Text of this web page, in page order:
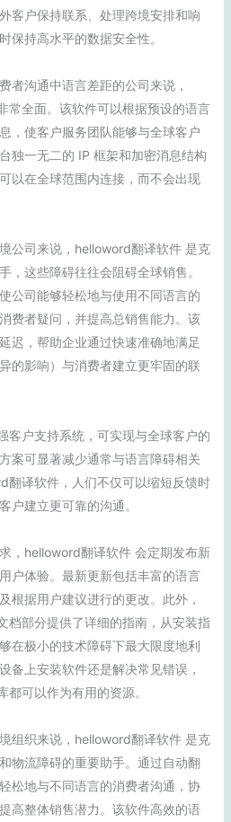
客户保持联系、处理跨境安排和响
保持高水平的数据安全性。
者沟通中语言差距的公司来说，
常全面。该软件可以根据预设的语言
，使客户服务团队能够与全球客户
独一无二的 IP 框架和加密消息结构
以在全球范围内连接，而不会出现
公司来说，helloword翻译软件 是克
，这些障碍往往会阻碍全球销售。
公司能够轻松地与使用不同语言的
费者疑问，并提高总销售能力。该
迟，帮助企业通过快速准确地满足
的影响）与消费者建立更牢固的联
客户支持系统，可实现与全球客户的
案可显著减少通常与语言障碍相关
翻译软件，人们不仅可以缩短反馈时
户建立更可靠的沟通。
，helloword翻译软件 会定期发布新
户体验。最新更新包括丰富的语言
根据用户建议进行的更改。此外，
档部分提供了详细的指南，从安装指
在极小的技术障碍下最大限度地利
备上安装软件还是解决常见错误，
都可以作为有用的资源。
组织来说，helloword翻译软件 是克
物流障碍的重要助手。通过自动翻
松地与不同语言的消费者沟通，协
高整体销售潜力。该软件高效的语